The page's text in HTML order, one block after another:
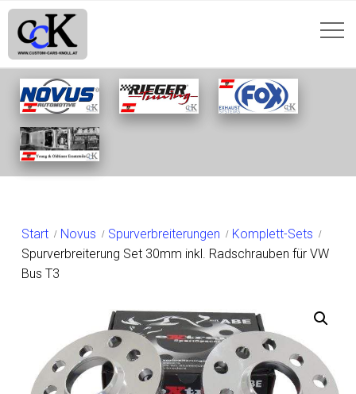
SHOP
Start Novus Spurverbreiterungen
Komplett-Sets
Spurverbreiterung Set 30mm inkl. Radschrauben für VW
Bus T3